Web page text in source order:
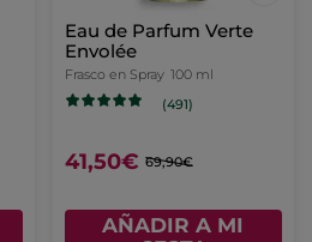
Eau de Parfum Verte
Envolée
Frasco en Spray 100 ml
(491)
41,50€ 69,90€
AÑADIR A MI